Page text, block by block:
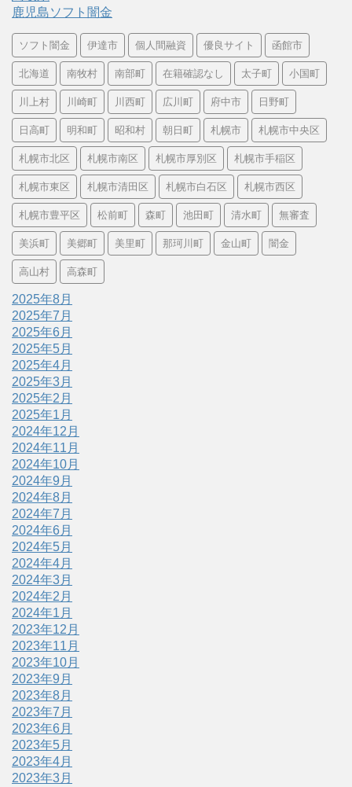
鹿児島ソフト闇金
ソフト闇金 伊達市 個人間融資 優良サイト 函館市
北海道 南牧村 南部町 在籍確認なし 太子町 小国町
川上村 川崎町 川西町 広川町 府中市 日野町
日高町 明和町 昭和村 朝日町 札幌市 札幌市中央区
札幌市北区 札幌市南区 札幌市厚別区 札幌市手稲区
札幌市東区 札幌市清田区 札幌市白石区 札幌市西区
札幌市豊平区 松前町 森町 池田町 清水町 無審査
美浜町 美郷町 美里町 那珂川町 金山町 闇金
高山村 高森町
2025年8月
2025年7月
2025年6月
2025年5月
2025年4月
2025年3月
2025年2月
2025年1月
2024年12月
2024年11月
2024年10月
2024年9月
2024年8月
2024年7月
2024年6月
2024年5月
2024年4月
2024年3月
2024年2月
2024年1月
2023年12月
2023年11月
2023年10月
2023年9月
2023年8月
2023年7月
2023年6月
2023年5月
2023年4月
2023年3月